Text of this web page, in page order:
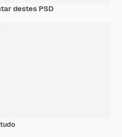
destes PSD